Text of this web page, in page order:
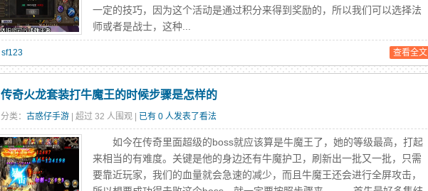
一定的技巧，因为这个活动是通过积分来得到奖励的，所以我们可以选择法
师或者是战士，这种...
查看全文
sf123
传奇火龙套装打牛魔王的时候步骤是怎样的
分类： 古惑仔手游 | 超过 32 人围观 | 已有 0 人发表了看法
如今在传奇里面超级的boss就应该算是牛魔王了，她的等级最高，打起
来相当的有难度。关键是他的身边还有牛魔护卫，刷新出一批又一批，只需
要靠近玩家，我们的血量就会急速的减少，而且牛魔王还会进行全屏攻击，